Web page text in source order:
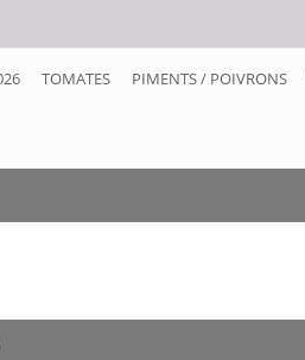
TOMATES PIMENTS / POIVRONS